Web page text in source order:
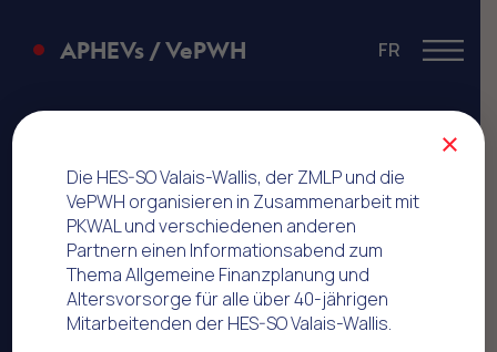
APHEVs / VePWH FR
Menu
Die HES-SO Valais-Wallis, der ZMLP und die
VePWH organisieren in Zusammenarbeit mit
PKWAL und verschiedenen anderen
Partnern einen Informationsabend zum
Thema Allgemeine Finanzplanung und
Altersvorsorge für alle über 40-jährigen
Mitarbeitenden der HES-SO Valais-Wallis.
×